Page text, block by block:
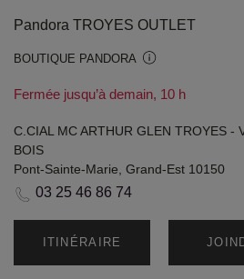
Pandora TROYES OUTLET
BOUTIQUE PANDORA
Fermée jusqu’à demain, 10 h
C.CIAL MC ARTHUR GLEN TROYES -
BOIS
Pont-Sainte-Marie, Grand-Est 10150
03 25 46 86 74
ITINÉRAIRE